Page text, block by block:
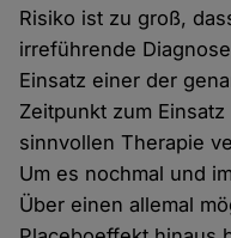
Risiko ist zu groß,
irreführende
Einsatz einer der
Zeitpunkt zum
sinnvollen Therapie
Um es nochmal und
Über einen allemal